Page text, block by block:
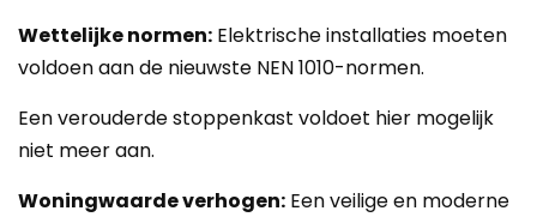
Wettelijke normen: Elektrische installaties moeten
voldoen aan de nieuwste NEN 1010-normen.
Een verouderde stoppenkast voldoet hier mogelijk
niet meer aan.
Woningwaarde verhogen: Een veilige en moderne